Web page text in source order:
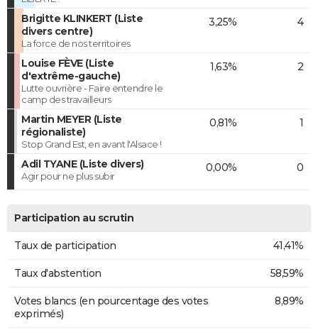
Brigitte KLINKERT (Liste
divers centre)
La force de nos territoires
3,25% 4
Louise FÈVE (Liste
d'extrême-gauche)
Lutte ouvrière - Faire entendre le
camp des travailleurs
1,63% 2
Martin MEYER (Liste
régionaliste)
Stop Grand Est, en avant l'Alsace !
0,81% 1
Adil TYANE (Liste divers)
Agir pour ne plus subir
0,00% 0
Participation au scrutin
Taux de participation 41,41%
Taux d'abstention 58,59%
Votes blancs (en pourcentage des votes
exprimés)
8,89%